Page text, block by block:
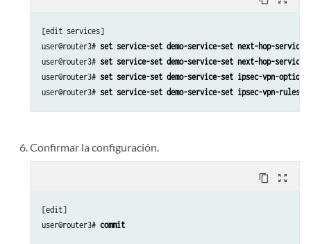
[edit services]
user@router3# set service-set demo-service-set next-hop-
user@router3# set service-set demo-service-set next-hop-
user@router3# set service-set demo-service-set ipsec-vpn-
user@router3# set service-set demo-service-set ipsec-vpn-rules
Confirmar la configuración.
content_copy zoom_out_map
[edit]
user@router3# commit